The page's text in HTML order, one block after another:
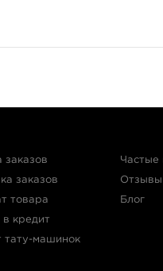
общей пигментной базе.
Для теневых
заказов
заказов
товара
в кредит
тату-машинок
Частые
Отзывы
Блог